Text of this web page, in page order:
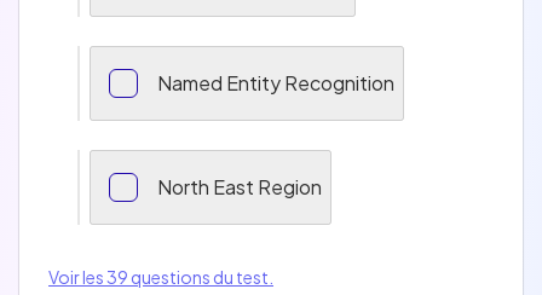
Named Entity Recognition
North East Region
Voir les 39 questions du test.